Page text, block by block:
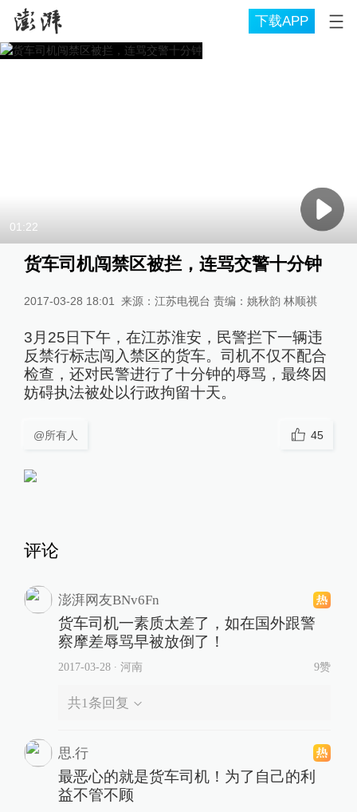
下载APP
01:22
货车司机闯禁区被拦，连骂交警十分钟
2017-03-28 18:01 来源：江苏电视台 责编：姚秋韵 林顺祺
3月25日下午，在江苏淮安，民警拦下一辆违
反禁行标志闯入禁区的货车。司机不仅不配合
检查，还对民警进行了十分钟的辱骂，最终因
妨碍执法被处以行政拘留十天。
@所有人 45
评论
澎湃网友BNv6Fn
货车司机一素质太差了，如在国外跟警
察摩差辱骂早被放倒了！
2017-03-28∙ 河南 9赞
共1 条回复
思.行
最恶心的就是货车司机！为了自己的利
益不管不顾